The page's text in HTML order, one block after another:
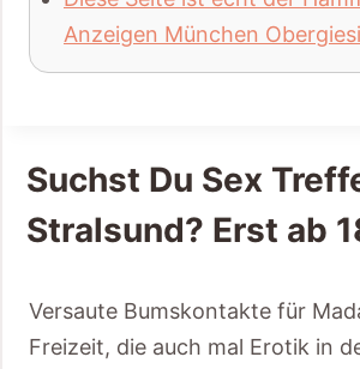
Anzeigen München
Suchst Du Sex
Stralsund? Erst ab
Versaute Bumskontakte für
Freizeit, die auch mal Erotik in